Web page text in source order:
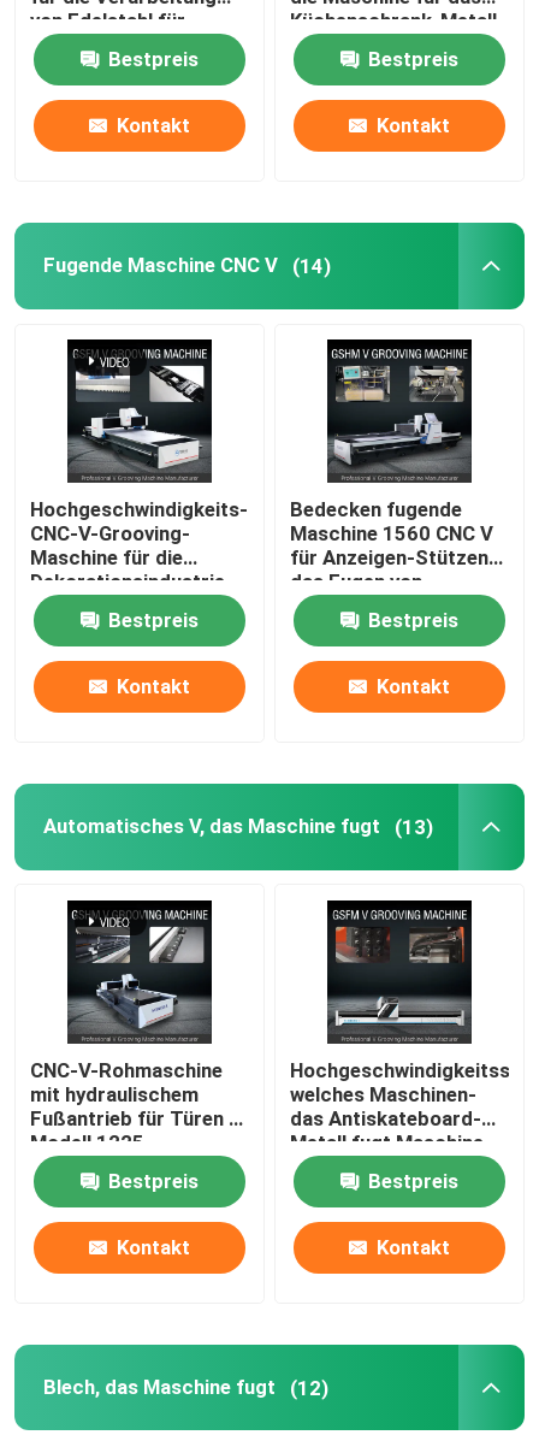
Blech, das Maschine fugt
V-Groover-Maschine
v-Nutschneidemaschine
Cnc-Blatt-Trennschneider
Schneidemaschine CNC V
V-Nutmaschine
V-Nut-Maschine für Metall
von Edelstahl für
Wohnkultur
Bestpreis
Kontakt
Küchenschrank-Metall
fugt Maschine fugen
Bestpreis
Kontakt
Fugende Maschine CNC V (14)
Hochgeschwindigkeits-
CNC-V-Grooving-
Maschine für die
Dekorationsindustrie
aus Edelstahl - Modell
1225
Bestpreis
Kontakt
Bedecken fugende
Maschine 1560 CNC V
für Anzeigen-Stützen
das Fugen von
Maschinen-
Verzierungs-Industrie
Bestpreis
Kontakt
Automatisches V, das Maschine fugt (13)
CNC-V-Rohmaschine
mit hydraulischem
Fußantrieb für Türen -
Modell 1225
Bestpreis
Kontakt
welches Maschinen-
das Antiskateboard-
Metall fugt Maschine
1232 fugt
Bestpreis
Kontakt
Blech, das Maschine fugt (12)